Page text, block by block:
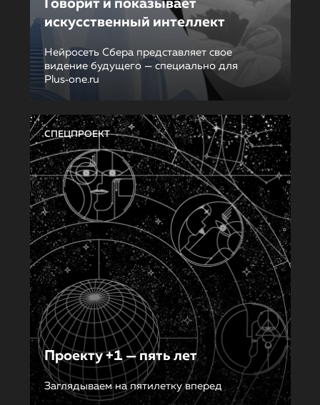
Говорит и показывает
искусственный интеллект
Нейросеть Сбера представляет свое
видение будущего — специально для
Plus‑one.ru
СПЕЦПРОЕКТ
Проекту +1 — пять лет
Заглядываем на пятилетку вперед